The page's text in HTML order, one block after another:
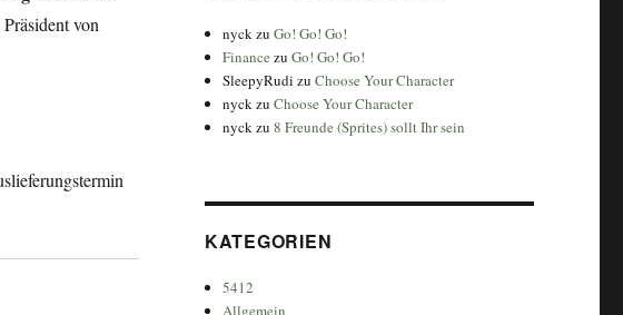
von
nyckzuGo! Go! Go!
Finance zuGo! Go! Go!
SleepyRudi zuChoose Your Character
nyckzuChoose Your Character
nyckzu8 Freunde (Sprites) sollt Ihr sein
KATEGORIEN
5412
Allgemein